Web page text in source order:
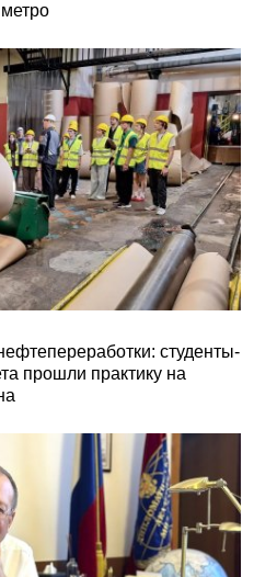
студенты-
прошли практику на